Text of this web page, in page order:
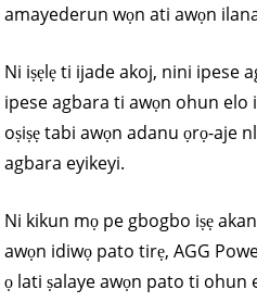
amayederun wọn ati awọn
Ni iṣẹlẹ ti ijade akoj, nini ipese
ipese agbara ti awọn ohun elo
oṣiṣẹ tabi awọn adanu ọrọ-aje
agbara eyikeyi.
Ni kikun mọ pe gbogbo iṣẹ
awọn idiwọ pato tirẹ, AGG
ọ lati ṣalaye awọn pato ti ohun